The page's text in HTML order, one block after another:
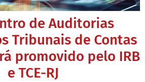
de Auditorias
Tribunais de Contas
promovido pelo IRB
e TCE-RJ